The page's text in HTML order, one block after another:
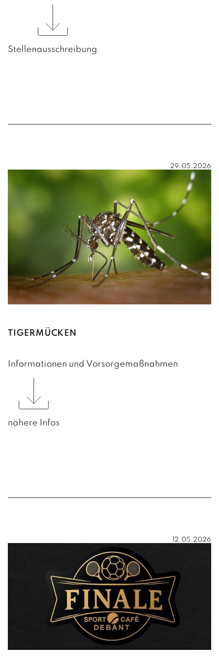
Stellenausschreibung
TIGERMÜCKEN
Informationen und Vorsorgemaßnahmen
nähere Infos
29.05.2026
12.05.2026